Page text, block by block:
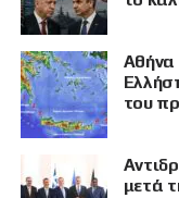
Αθήνα
του
μετά